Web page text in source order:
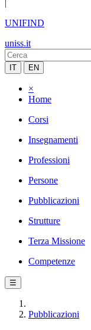
|
UNIFIND
uniss.it
IT EN
×
Home
Corsi
Insegnamenti
Professioni
Persone
Pubblicazioni
Strutture
Terza Missione
Competenze
☰
Pubblicazioni